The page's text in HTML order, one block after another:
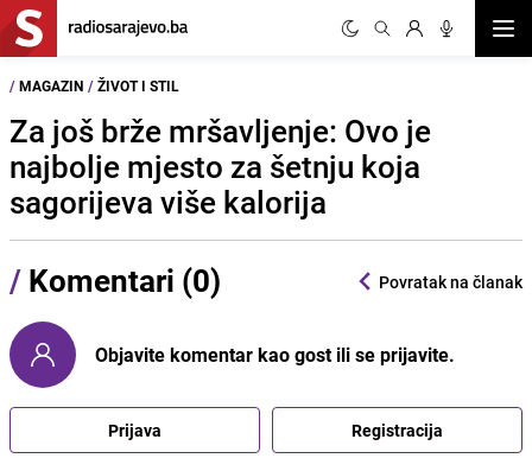
/ MAGAZIN / ŽIVOT I STIL
Za još brže mršavljenje: Ovo je
najbolje mjesto za šetnju koja
sagorijeva više kalorija
/ Komentari (0) Povratak na članak
Objavite komentar kao gost ili se prijavite.
Prijava Registracija